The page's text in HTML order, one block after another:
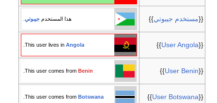
{{مستخدم جيبوتي}} هذا المستخدمجيبوتي
{{
User Angola
}}
This user lives in Angola
{{
User Benin
}}
This user comes from Benin
{{
User Botswana
}}
This user comes from Botswana